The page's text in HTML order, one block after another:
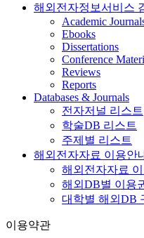
해외전자정보서비스
Academic
Ebooks
Dissertations
Conference
Reviews
Reports
Databases & Journals
전자저널 리스트
학술DB 리스트
주제별 리스트
해외전자자료 이용안
해외전자자료
해외DB별 이용
대학별 해외DB
이용약관